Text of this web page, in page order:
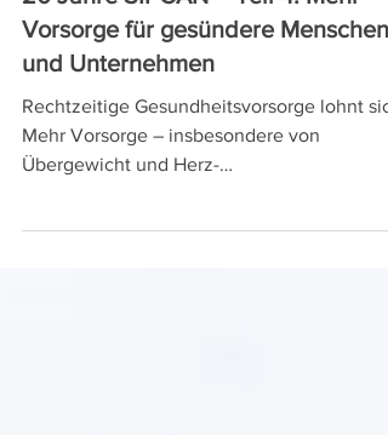
20 Jahre SIPCAN – Teil 4: Mehr
Vorsorge für gesündere Menschen
und Unternehmen
Rechtzeitige Gesundheitsvorsorge lohnt
Mehr Vorsorge – insbesondere von
Kreislauferkrankungen – gehört zu den